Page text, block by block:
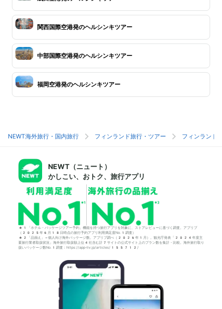
関西国際空港発のヘルシンキツアー
中部国際空港発のヘルシンキツアー
福岡空港発のヘルシンキツアー
NEWT海外旅行・国内旅行 フィンランド旅行・ツアー フィンランド
NEWT（ニュート）
かしこい、おトク、旅行アプリ
*1「ホテル・パッケージツアー予約」機能を持つ旅行アプリを対象に、ストアレビューに基づく調査。アプリブ
（2025年6月18日時点の旅行予約アプリ利用満足度No.1調査）
*2「品揃え」＝個人向け海外パッケージ数。アプリブ調べ（2026年1月）。観光庁発表「2024年度主
要旅行業者取扱状況」海外旅行取扱額上位4社含む計7サイトの公式サイト上のプラン数を集計・比較。海外旅行取り
扱いパッケージ数No.1調査：https://app-liv.jp/articles/155712/